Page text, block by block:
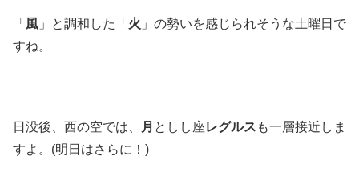
「 風 」と調和した「 火 」の勢いを感じられそうな土曜日で
すね。
日没後、西の空では、 月 としし座レグルス も一層接近しま
すよ。(明日はさらに！)